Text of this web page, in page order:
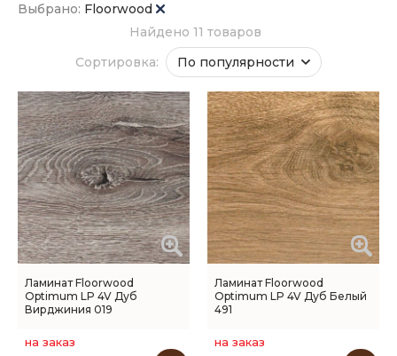
Выбрано: Floorwood
Найдено 11 товаров
Сортировка:
По популярности
Ламинат Floorwood
Optimum LP 4V Дуб
Вирджиния 019
на заказ
Ламинат Floorwood
Optimum LP 4V Дуб Белый
491
на заказ